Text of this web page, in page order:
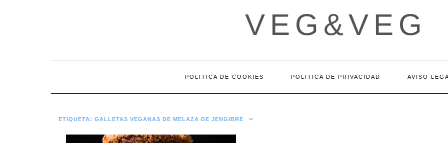
VEG&VEG
POLITICA DE COOKIES POLITICA DE PRIVACIDAD AVISO
ETIQUETA: GALLETAS VEGANAS DE MELAZA DE JENGIBRE